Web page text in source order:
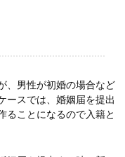
、男性が初婚の場合など
ースでは、婚姻届を提出
ることになるので入籍と